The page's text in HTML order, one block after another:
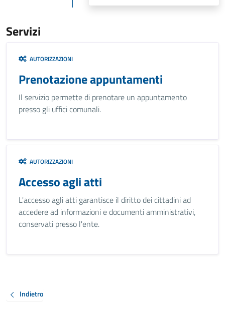
Servizi
AUTORIZZAZIONI
Prenotazione appuntamenti
Il servizio permette di prenotare un appuntamento
presso gli uffici comunali.
AUTORIZZAZIONI
Accesso agli atti
L'accesso agli atti garantisce il diritto dei cittadini ad
accedere ad informazioni e documenti amministrativi,
conservati presso l'ente.
Indietro